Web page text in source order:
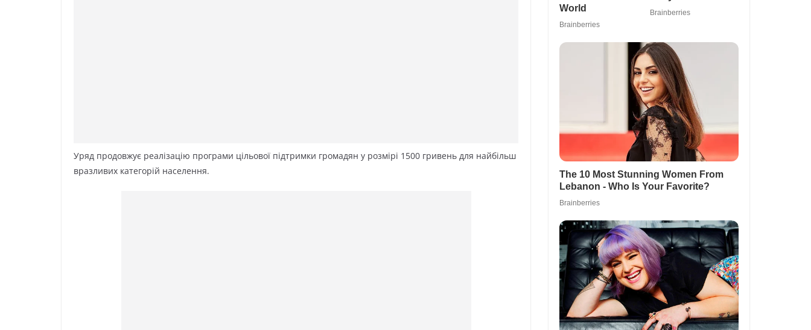
Уряд продовжує реалізацію програми цільової підтримки громадян у розмірі 1500 гривень для найбільш
вразливих категорій населення.